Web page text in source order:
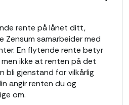
rente på lånet ditt,
Zensum samarbeider med
En flytende rente betyr
ikke at renten på det
bli gjenstand for vilkårlig
angir renten du og
om.